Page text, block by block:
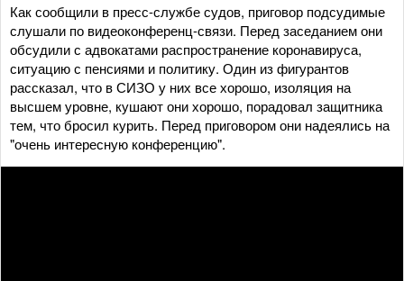
Как сообщили в пресс-службе судов, приговор подсудимые
слушали по видеоконференц-связи. Перед заседанием они
обсудили с адвокатами распространение коронавируса,
ситуацию с пенсиями и политику. Один из фигурантов
рассказал, что в СИЗО у них все хорошо, изоляция на
высшем уровне, кушают они хорошо, порадовал защитника
тем, что бросил курить. Перед приговором они надеялись на
"очень интересную конференцию".